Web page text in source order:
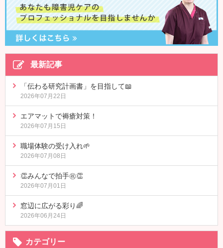
最新記事
「伝わる研究計画書」を目指して📖
2026年07月22日
エアマットで褥瘡対策！
2026年07月15日
職場体験の受け入れ🌱
2026年07月08日
👏みんなで拍手㊗👏
2026年07月01日
窓辺に広がる彩り🌈
2026年06月24日
カテゴリー